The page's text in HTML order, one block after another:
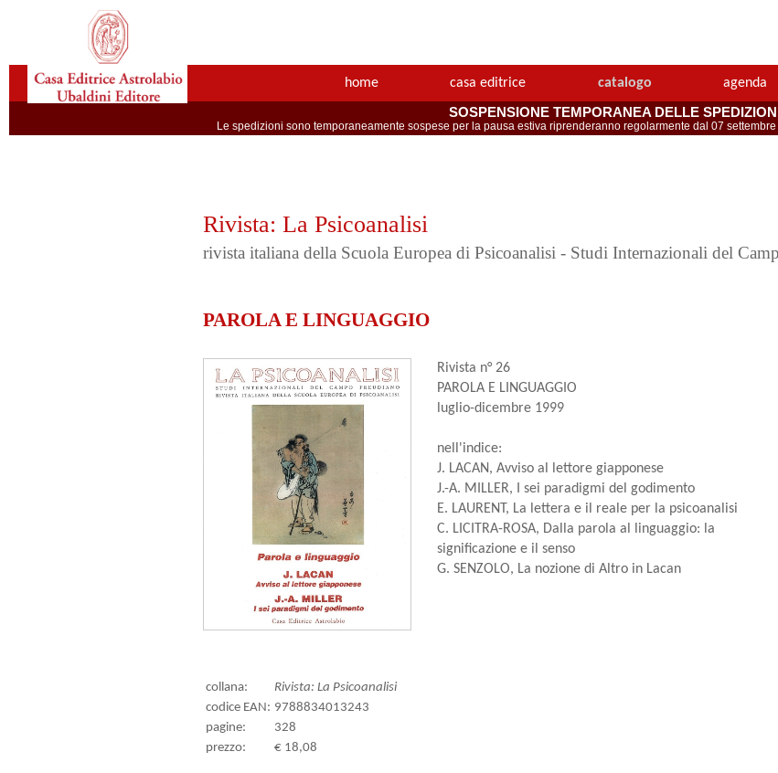
home casa editrice catalogo agenda
SOSPENSIONE TEMPORANEA DELLE
Le spedizioni sono temporaneamente sospese per la pausa estiva riprenderanno regolarmente dal 07
Rivista: La Psicoanalisi
rivista italiana della Scuola Europea di Psicoanalisi - Studi Internazionali del
PAROLA E LINGUAGGIO
Rivista n° 26
PAROLA E LINGUAGGIO
luglio-dicembre 1999
nell'indice:
J. LACAN, Avviso al lettore giapponese
J.-A. MILLER, I sei paradigmi del godimento
E. LAURENT, La lettera e il reale per la psicoanalisi
C. LICITRA-ROSA, Dalla parola al linguaggio: la
significazione e il senso
G. SENZOLO, La nozione di Altro in Lacan
collana:
Rivista: La Psicoanalisi
codice EAN: 9788834013243
pagine:
328
prezzo:
€ 18,08